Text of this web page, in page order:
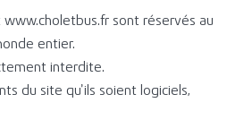
sont réservés au
entier.
interdite.
du site qu’ils soient logiciels,